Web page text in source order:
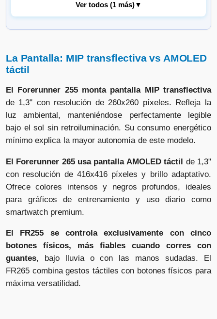
Ver todos (1 más)▼
📦 72h · 🚚 Gratis >49€ · 🔄 30 días
La Pantalla: MIP transflectiva vs AMOLED
táctil
El Forerunner 255 monta pantalla MIP transflectiva
de 1,3" con resolución de 260x260 píxeles. Refleja la
luz ambiental, manteniéndose perfectamente legible
bajo el sol sin retroiluminación. Su consumo energético
mínimo explica la mayor autonomía de este modelo.
El Forerunner 265 usa pantalla AMOLED táctil de 1,3"
con resolución de 416x416 píxeles y brillo adaptativo.
Ofrece colores intensos y negros profundos, ideales
para gráficos de entrenamiento y uso diario como
smartwatch premium.
El FR255 se controla exclusivamente con cinco
botones físicos, más fiables cuando corres con
guantes, bajo lluvia o con las manos sudadas. El
FR265 combina gestos táctiles con botones físicos para
máxima versatilidad.